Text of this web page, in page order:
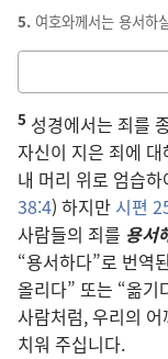
5. 여호와께서는 용서하
적는
칸
5 성경에서는 죄를
자신이 지은 죄에
내 머리 위로 엄습
38:4) 하지만 시편
사람들의 죄를 용서
“용서하다”로 번역
올리다” 또는 “옮기
사람처럼, 우리의
치워 주십니다.